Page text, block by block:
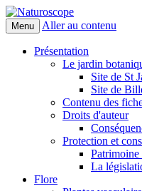
Naturoscope
Menu Aller au contenu
Présentation
Le jardin
Site de St
Site de
Contenu des
Droits d'auteur
Protection et
Patrimoine
La
Flore